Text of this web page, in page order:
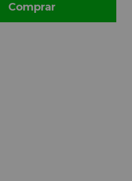
Comprar